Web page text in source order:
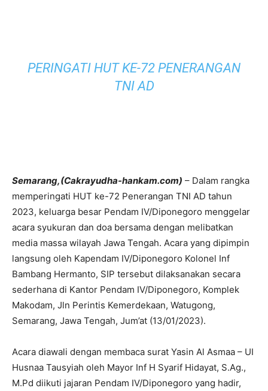
PERINGATI HUT KE-72 PENERANGAN
TNI AD
Semarang,(Cakrayudha-hankam.com) – Dalam rangka
memperingati HUT ke-72 Penerangan TNI AD tahun
2023, keluarga besar Pendam IV/Diponegoro menggelar
acara syukuran dan doa bersama dengan melibatkan
media massa wilayah Jawa Tengah. Acara yang dipimpin
langsung oleh Kapendam IV/Diponegoro Kolonel Inf
Bambang Hermanto, SIP tersebut dilaksanakan secara
sederhana di Kantor Pendam IV/Diponegoro, Komplek
Makodam, Jln Perintis Kemerdekaan, Watugong,
Semarang, Jawa Tengah, Jum’at (13/01/2023).
Acara diawali dengan membaca surat Yasin Al Asmaa – UI
Husnaa Tausyiah oleh Mayor Inf H Syarif Hidayat, S.Ag.,
M.Pd diikuti jajaran Pendam IV/Diponegoro yang hadir,